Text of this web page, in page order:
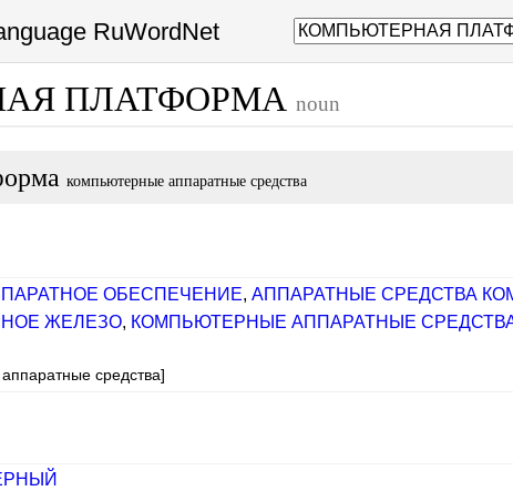
RuWordNet
ПЛАТФОРМА noun
компьютерные аппаратные средства
ОБЕСПЕЧЕНИЕ, АППАРАТНЫЕ СРЕДСТВА
ЖЕЛЕЗО, КОМПЬЮТЕРНЫЕ АППАРАТНЫЕ
средства]